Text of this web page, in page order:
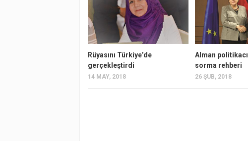
Rüyasını Türkiye’de
gerçekleştirdi
14 MAY, 2018
Alman
sorma rehberi
26 ŞUB, 2018